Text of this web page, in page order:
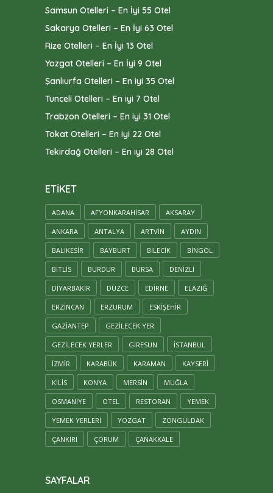
Samsun Otelleri – En İyi 55 Otel
Sakarya Otelleri – En İyi 63 Otel
Rize Otelleri – En İyi 13 Otel
Yozgat Otelleri – En İyi 9 Otel
Şanlıurfa Otelleri – En iyi 35 Otel
Tunceli Otelleri – En iyi 7 Otel
Trabzon Otelleri – En iyi 31 Otel
Tokat Otelleri – En iyi 22 Otel
Tekirdağ Otelleri – En iyi 28 Otel
ETIKET
ADANA AFYONKARAHISAR AKSARAY
ANKARA ANTALYA ARTVIN AYDIN
BALIKESIR BAYBURT BILECIK BINGÖL
BITLIS BURDUR BURSA DENIZLI
DIYARBAKIR DÜZCE EDIRNE ELAZIĞ
ERZINCAN ERZURUM ESKIŞEHIR
GAZIANTEP GEZILECEK YER
GEZILECEK YERLER GIRESUN ISTANBUL
IZMIR KARABÜK KARAMAN KAYSERİ
KILIS KONYA MERSİN MUĞLA
OSMANIYE OTEL RESTORAN YEMEK
YEMEK YERLERI YOZGAT ZONGULDAK
ÇANKIRI ÇORUM ÇANAKKALE
SAYFALAR